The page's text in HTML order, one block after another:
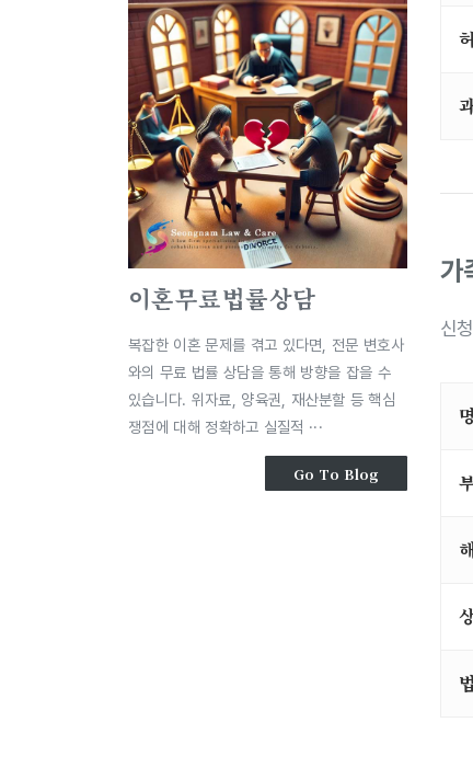
이혼무료법률상담
복잡한 이혼 문제를 겪고 있다면, 전문 변호사
와의 무료 법률 상담을 통해 방향을 잡을 수
있습니다. 위자료, 양육권, 재산분할 등 핵심
쟁점에 대해 정확하고 실질적 ···
Go To Blog
가
신